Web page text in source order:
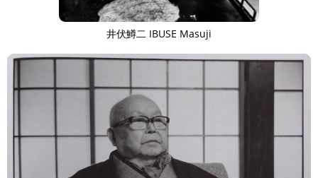
井伏鱒二 IBUSE Masuji